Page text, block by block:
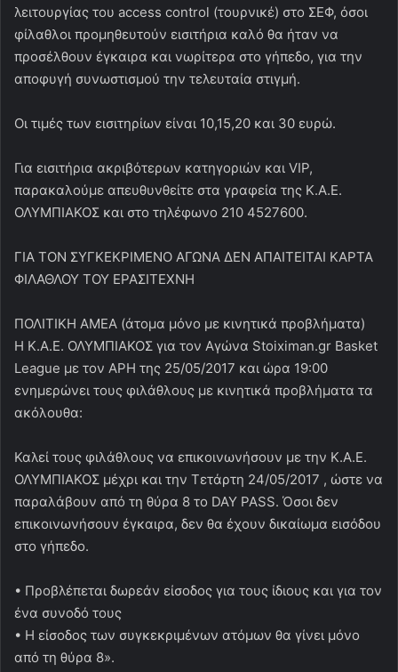
λειτουργίας του access control (τουρνικέ) στο ΣΕΦ, όσοι
φίλαθλοι προμηθευτούν εισιτήρια καλό θα ήταν να
προσέλθουν έγκαιρα και νωρίτερα στο γήπεδο, για την
αποφυγή συνωστισμού την τελευταία στιγμή.
Οι τιμές των εισιτηρίων είναι 10,15,20 και 30 ευρώ.
Για εισιτήρια ακριβότερων κατηγοριών και VIP,
παρακαλούμε απευθυνθείτε στα γραφεία της Κ.Α.Ε.
ΟΛΥΜΠΙΑΚΟΣ και στο τηλέφωνο 210 4527600.
ΓΙΑ ΤΟΝ ΣΥΓΚΕΚΡΙΜΕΝΟ ΑΓΩΝΑ ΔΕΝ ΑΠΑΙΤΕΙΤΑΙ ΚΑΡΤΑ
ΦΙΛΑΘΛΟΥ ΤΟΥ ΕΡΑΣΙΤΕΧΝΗ
ΠΟΛΙΤΙΚΗ ΑΜΕΑ (άτομα μόνο με κινητικά προβλήματα)
Η Κ.Α.Ε. ΟΛΥΜΠΙΑΚΟΣ για τον Αγώνα Stoiximan.gr Basket
League με τον ΑΡΗ της 25/05/2017 και ώρα 19:00
ενημερώνει τους φιλάθλους με κινητικά προβλήματα τα
ακόλουθα:
Καλεί τους φιλάθλους να επικοινωνήσουν με την Κ.Α.Ε.
ΟΛΥΜΠΙΑΚΟΣ μέχρι και την Τετάρτη 24/05/2017 , ώστε να
παραλάβουν από τη θύρα 8 το DAY PASS. Όσοι δεν
επικοινωνήσουν έγκαιρα, δεν θα έχουν δικαίωμα εισόδου
στο γήπεδο.
• Προβλέπεται δωρεάν είσοδος για τους ίδιους και για τον
ένα συνοδό τους
• Η είσοδος των συγκεκριμένων ατόμων θα γίνει μόνο
από τη θύρα 8».